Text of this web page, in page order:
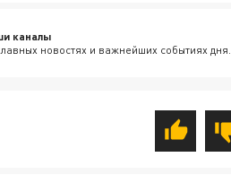
каналы
новостях и важнейших событиях дня.